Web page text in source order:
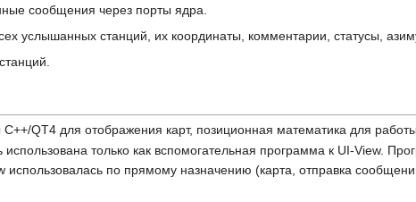
сообщения через порты ядра.
услышанных станций, их координаты, комментарии, статусы,
QT4 для отображения карт, позиционная математика для
только как вспомогательная программа к UI-View.
по прямому назначению (карта, отправка